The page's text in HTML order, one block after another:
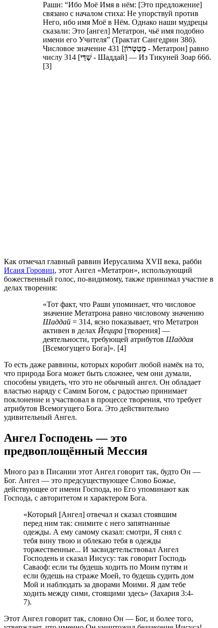
Раши: “Ибо Моё Имя в нём: [Это предложение]
связано с началом стиха: Не упорствуй против
Него, ибо имя Моё в Нём. Однако наши мудрецы
сказали: Это [ангел] Метатрон, чьё имя подобно
имени его Учителя” (Трактат Сангедрин 38б).
Числовое значение 431 [מֵטַטְרוֹן - Метатрон] равно
числу 314 [שַׁדַּי- Шаддай] — Из Тикуней Зоар 66б.
[3]
Как отмечал главный раввин Иерусалима XVII века, рабби
Исаия Горовиц, этот Ангел «Метатрон», использующий
божественный голос, по-видимому, также принимал участие в
делах творения:
«Тот факт, что Раши упоминает, что числовое
значение Метатрона равно числовому значению
Шаддай = 314, ясно показывает, что Метатрон
активен в делах Йецира [творения] —
деятельности, требующей атрибутов Шаддая
[Всемогущего Бога]». [4]
То есть даже раввины, которых коробит любой намёк на то,
что природа Бога может быть сложнее, чем они думали,
способны увидеть, что это не обычный ангел. Он обладает
властью наряду с Самим Богом, с радостью принимает
поклонение и участвовал в процессе творения, что требует
атрибутов Всемогущего Бога. Это действительно
удивительный Ангел.
Ангел Господень — это
предвоплощённый Мессия
Много раз в Писании этот Ангел говорит так, будто Он —
Бог. Ангел — это предсуществующее Слово Божье,
действующее от имени Господа, но Его упоминают как
Господа, с авторитетом и характером Бога.
«Который [Ангел] отвечал и сказал стоявшим
перед ним так: снимите с него запятнанные
одежды. А ему самому сказал: смотри, Я снял с
тебя вину твою и облекаю тебя в одежды
торжественные... И засвидетельствовал Ангел
Господень и сказал Иисусу: так говорит Господь
Саваоф: если ты будешь ходить по Моим путям и
если будешь на страже Моей, то будешь судить дом
Мой и наблюдать за дворами Моими. Я дам тебе
ходить между сими, стоящими здесь» (Захария 3:4-
7).
Этот Ангел говорит так, словно Он — Бог, и более того,